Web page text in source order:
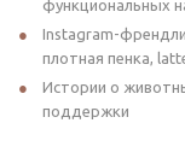
функциональных
Instagram-
плотная пенка,
Истории о
поддержки